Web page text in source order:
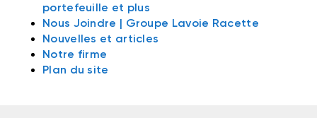
portefeuille et plus
Nous Joindre | Groupe Lavoie Racette
Nouvelles et articles
Notre firme
Plan du site